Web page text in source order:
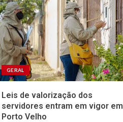
GERAL
Leis de valorização dos
servidores entram em vigor em
Porto Velho